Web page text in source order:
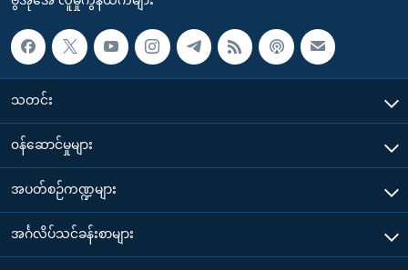
သတင်း
၀န်ဆောင်မှုများ
အပတ်စဉ်ကဏ္ဍများ
အင်္ဂလိပ်သင်ခန်းစာများ